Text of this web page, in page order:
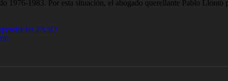
1976-1983. Por esta situación, el abogado querellante Pablo Llonto
las PASO